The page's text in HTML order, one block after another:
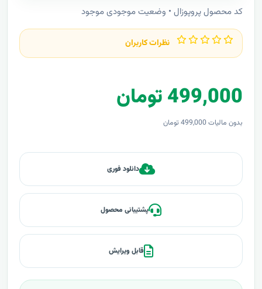
کد محصول پروپوزال • وضعیت موجودی موجود
نظرات کاربران
499,000 تومان
بدون مالیات 499,000 تومان
دانلود فوری
پشتیبانی محصول
قابل ویرایش